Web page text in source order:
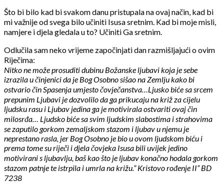
Što bi bilo kad bi svakom danu pristupala na ovaj način, kad bi
mi važnije od svega bilo učiniti Isusa sretnim. Kad bi moje misli,
namjere i djela gledala u to? Učiniti Ga sretnim.
Odlučila sam neko vrijeme započinjati dan razmišljajući o ovim
Riječima:
Nitko ne može prosuditi dubinu Božanske ljubavi koja je sebe
izrazila u činjenici da je Bog Osobno sišao na Zemlju kako bi
ostvario čin Spasenja umjesto čovječanstva…Ljusko biće sa srcem
prepunim Ljubavi je dozvolilo da ga prikucaju na križ za cijelu
ljudsku rasu i Ljubav jedina ga je motivirala ostvariti ovaj čin
milosrđa… Ljudsko biće sa svim ljudskim slabostima i strahovima
se zaputilo gorkom zemaljskom stazom i ljubav u njemu je
neprestano rasla, jer Bog Osobno je bio u ovom ljudskom biću i
prema tome su riječi i djela čovjeka Isusa bili uvijek jedino
motivirani s ljubavlju, baš kao što je ljubav konačno hodala gorkom
stazom patnje te istrpila i umrla na križu.” Kristovo rođenje II” BD
7238